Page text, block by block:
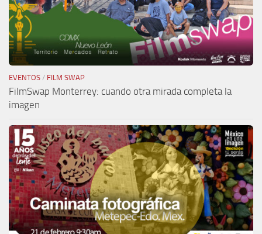
EVENTOS / FILM SWAP
FilmSwap Monterrey: cuando otra mirada completa la
imagen